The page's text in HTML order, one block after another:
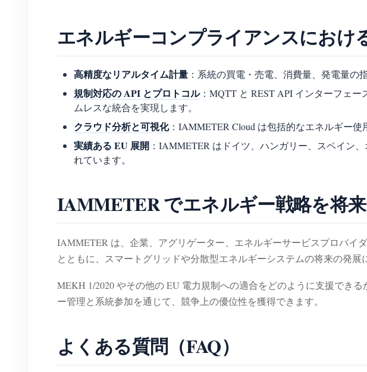
エネルギーコンプライアンスにおけ
高精度なリアルタイム計量 ：系統の買電・売電、消費量、発電量の
規制対応の API とプロトコル：MQTT と REST API インターフェ
ムレスな統合を実現します。
クラウド分析と可視化：IAMMETER Cloud は包括的なエネルギー
実績ある EU 展開 ：IAMMETER はドイツ、ハンガリー、スペイン
れています。
IAMMETER でエネルギー戦略を将
IAMMETER は、企業、アグリゲーター、エネルギーサービスプロバイ
とともに、スマートグリッドや分散型エネルギーシステムの将来の発展
MEKH 1/2020 やその他の EU 電力規制への適合をどのように支援でき
ー管理と系統参加を通じて、競争上の優位性を獲得できます。
よくある質問（FAQ）